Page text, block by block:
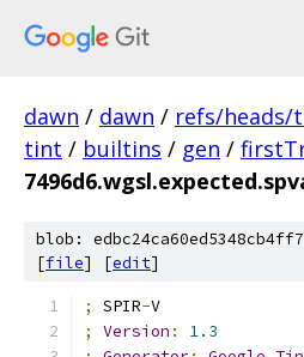
dawn / dawn / refs/heads/
tint / builtins / gen /
blob:
[file] [edit]
; SPIR-V
;
Version :
1.3